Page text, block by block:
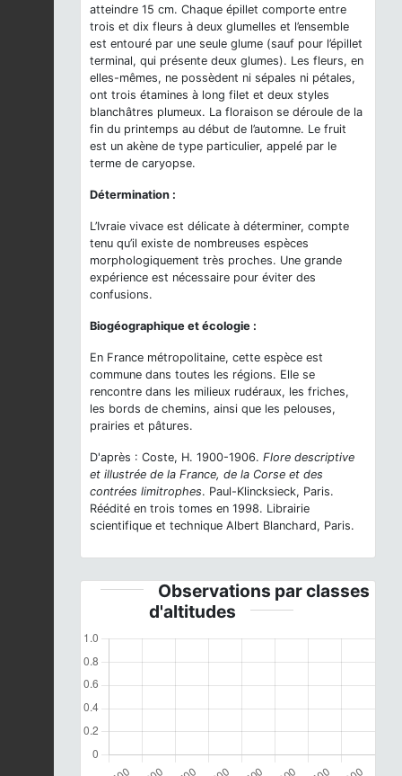
atteindre 15 cm. Chaque épillet comporte entre
trois et dix fleurs à deux glumelles et l’ensemble
est entouré par une seule glume (sauf pour l’épillet
terminal, qui présente deux glumes). Les fleurs, en
elles-mêmes, ne possèdent ni sépales ni pétales,
ont trois étamines à long filet et deux styles
blanchâtres plumeux. La floraison se déroule de la
fin du printemps au début de l’automne. Le fruit
est un akène de type particulier, appelé par le
terme de caryopse.
Détermination :
L’Ivraie vivace est délicate à déterminer, compte
tenu qu’il existe de nombreuses espèces
morphologiquement très proches. Une grande
expérience est nécessaire pour éviter des
confusions.
Biogéographique et écologie :
En France métropolitaine, cette espèce est
commune dans toutes les régions. Elle se
rencontre dans les milieux rudéraux, les friches,
les bords de chemins, ainsi que les pelouses,
prairies et pâtures.
D'après : Coste, H. 1900-1906. Flore descriptive
et illustrée de la France, de la Corse et des
contrées limitrophes. Paul-Klincksieck, Paris.
Réédité en trois tomes en 1998. Librairie
scientifique et technique Albert Blanchard, Paris.
Observations par classes
d'altitudes